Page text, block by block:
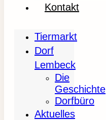
Kontakt
Tiermarkt
Dorf
Lembeck
Die
Geschichte
Dorfbüro
Aktuelles